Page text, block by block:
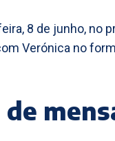
8 de junho, no
Verónica no